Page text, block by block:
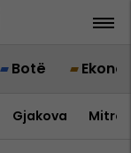
Botë
Gjakova